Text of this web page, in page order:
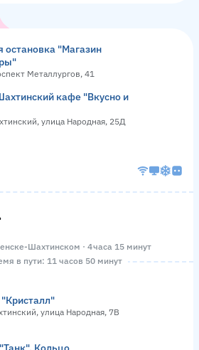
остановка "Магазин
Металлургов, 41
кафе "Вкусно и
улица Народная, 25Д
Шахтинском · 4 часа 15 минут
в пути: 11 часов 50 минут
улица Народная, 7В